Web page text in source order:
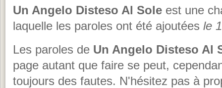
Un Angelo Disteso Al Sole est une
laquelle les paroles ont été ajoutées le
Les paroles de Un Angelo Disteso Al
page autant que faire se peut,
toujours des fautes. N'hésitez pas à